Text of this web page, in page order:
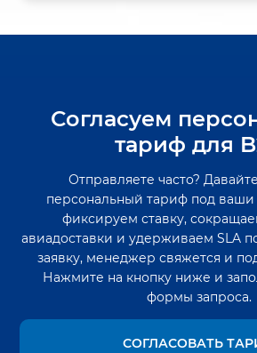
Согласуем
тариф для
Отправляете часто?
персональный тариф под
фиксируем ставку,
авиадоставки и удерживаем SLA
заявку, менеджер свяжется и
Нажмите на кнопку ниже и
формы запроса.
СОГЛАСОВАТЬ